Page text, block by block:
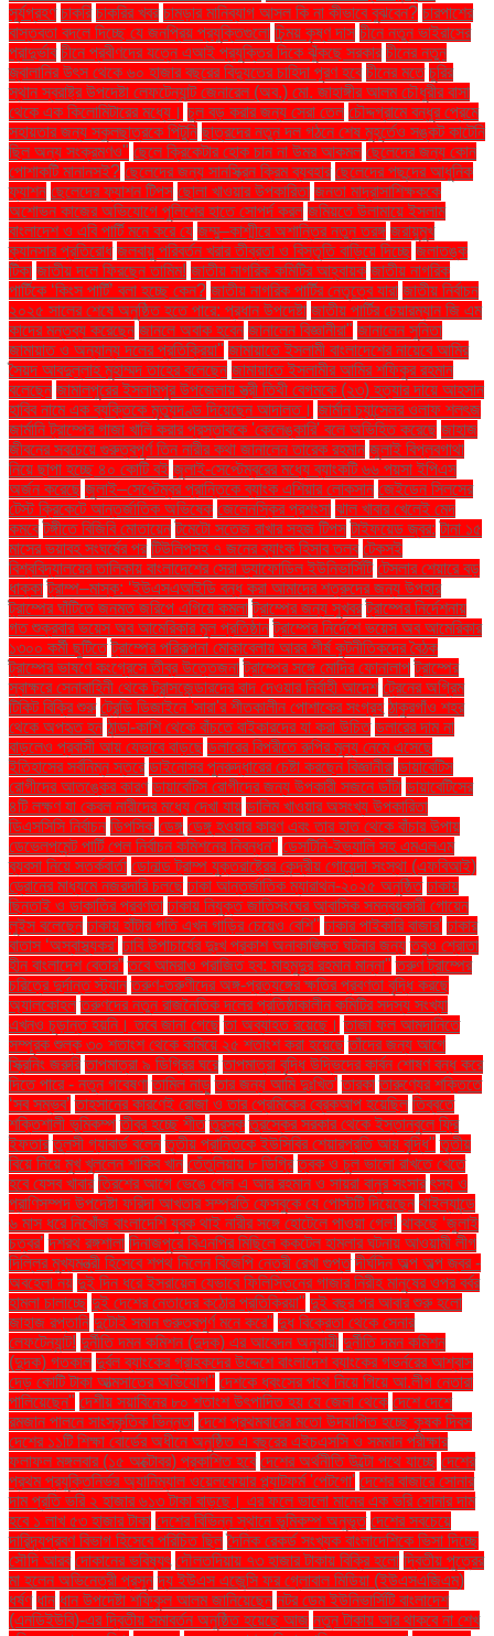
সূর্যগ্রহণ চাকরি চাকরির খবর চামড়ার মানিব্যাগ আসল কি না কীভাবে বুঝবেন? চারপাশের
বাস্তবতা বদলে দিচ্ছে যে জনপ্রিয় প্রযুক্তিগুলো চিন্ময় কৃষ্ণ দাস চীনে নতুন ভাইরাসের
প্রাদুর্ভাব চীনে প্রবীণদের যত্নে এআই প্রযুক্তির দিকে ঝুঁকছে সরকার চীনের নতুন
জ্বালানির উৎস থেকে ৬০ হাজার বছরের বিদ্যুতের চাহিদা পূরণ হবে চীনের মতে চুরির
স্থান স্বরাষ্ট্র উপদেষ্টা লেফটেন্যান্ট জেনারেল (অব.) মো. জাহাঙ্গীর আলম চৌধুরীর বাসা
থেকে এক কিলোমিটারের মধ্যে। চুল বড় করার জন্য সেরা তেল চৌদ্দগ্রামে বন্ধুর প্রেমে
সহায়তার জন্য স্কুলছাত্রকে পিটুনি ছাত্রদের নতুন দল গঠনে শেষ মুহূর্তেও সঙ্কট কাটেনি
ছিল অন্য সংক্রমণও" ছেলে ক্রিকেটার হোক চান না উমর আকমল ছেলেদের জন্য কোন
পোশাকটি মানানসই? ছেলেদের জন্য সানস্ক্রিন ক্রিম ব্যবহার ছেলেদের পছন্দের আধুনিক
ফ্যাশন ছেলেদের ফ্যাশন টিপস ছোলা খাওয়ার উপকারিতা জনতা মাদ্রাসাশিক্ষককে
অশোভন কাজের অভিযোগে পুলিশের হাতে সোপর্দ করল জমিয়তে উলামায়ে ইসলাম
বাংলাদেশ ও এবি পার্টি মনে করে যে জম্মু–কাশ্মীরে অশান্তির নতুন তরঙ্গ জরায়ুমুখ
ক্যানসার প্রতিরোধ জলবায়ু পরিবর্তন খরার তীব্রতা ও বিস্তৃতি বাড়িয়ে দিচ্ছে জলাতঙ্ক
টিকা জাতীয় দলে ফিরছেন তামিম! জাতীয় নাগরিক কমিটির আহ্বায়ক জাতীয় নাগরিক
পার্টিকে ‘কিংস পার্টি’ বলা হচ্ছে কেন? জাতীয় নাগরিক পার্টির নেতৃত্বে যারা জাতীয় নির্বাচন
২০২৫ সালের শেষে অনুষ্ঠিত হতে পারে: প্রধান উপদেষ্টা জাতীয় পার্টির চেয়ারম্যান জি এম
কাদের মন্তব্য করেছেন জানলে অবাক হবেন জানালেন বিজ্ঞানীরা" জানালেন সুনিতা
জামায়াত ও অন্যান্য দলের প্রতিক্রিয়া'' জামায়াতে ইসলামী বাংলাদেশের নায়েবে আমির
সৈয়দ আবদুল্লাহ মুহাম্মদ তাহের বলেছেন জামায়াতে ইসলামীর আমির শফিকুর রহমান
বলেছেন জামালপুরের ইসলামপুর উপজেলায় স্ত্রী তিথী বেগমকে (২৩) হত্যার দায়ে আহসান
হাবিব নামে এক ব্যক্তিকে মৃত্যুদণ্ড দিয়েছেন আদালত। জার্মান চ্যান্সেলর ওলাফ শলৎজ
জার্মানি ট্রাম্পের গাজা খালি করার প্রস্তাবকে 'কেলেঙ্কারি' বলে অভিহিত করেছে জাহাজ
জীবনের সবচেয়ে গুরুত্বপূর্ণ তিন নারীর কথা জানালেন তারেক রহমান জুলাই বিপ্লবগাথা
নিয়ে ছাপা হচ্ছে ৪০ কোটি বই জুলাই-সেপ্টেম্বরের মধ্যে ব্যাংকটি ৬৬ পয়সা ইপিএস
অর্জন করেছে জুলাই–সেপ্টেম্বর প্রান্তিকে ব্যাংক এশিয়ার লোকসান জেইডেন সিলসের
টেস্ট ক্রিকেটে আন্তর্জাতিক অভিষেক জেলেনস্কির প্রশংসা ঝাল খাবার খেলেই মেদ
কমবে টঙ্গীতে বিজিবি মোতায়েন টমেটো সতেজ রাখার সহজ টিপস টাইফয়েড জ্বর: টানা ১৫
মাসের ভয়াবহ সংঘর্ষের পর টিউলিপসহ ৭ জনের ব্যাংক হিসাব তলব টেকসই
বিশ্ববিদ্যালয়ের তালিকায় বাংলাদেশের সেরা ড্যাফোডিল ইউনিভার্সিটি টেসলার শেয়ারে বড়
ধাক্কা ট্রাম্প–মাস্ক: ‘ইউএসএআইডি বন্ধ করা আমাদের শত্রুদের জন্য উপহার
ট্রাম্পের ঘাঁটিতে জনমত জরিপে এগিয়ে কমলা ট্রাম্পের জন্য সুখবর ট্রাম্পের নির্দেশনায়
গত শুক্রবার ভয়েস অব আমেরিকার মূল প্রতিষ্ঠান ট্রাম্পের নির্দেশে ভয়েস অব আমেরিকার
১৩০০ কর্মী ছুটিতে ট্রাম্পের পরিকল্পনা মোকাবেলায় আরব শীর্ষ কূটনীতিকদের বৈঠক
ট্রাম্পের ভাষণে কংগ্রেসে তীব্র উত্তেজনা ট্রাম্পের সঙ্গে মোদির ফোনালাপ ট্রাম্পের
স্বাক্ষরে সেনাবাহিনী থেকে ট্রান্সজেন্ডারদের বাদ দেওয়ার নির্বাহী আদেশ ট্রেনের অগ্রিম
টিকিট বিক্রি শুরু ট্রেন্ডি ডিজাইনে 'সারা'র শীতকালীন পোশাকের সংগ্রহ ঠাকুরগাঁও শহর
থেকে অপহৃত হন ঠান্ডা-কাশি থেকে বাঁচতে বাইকারদের যা করা উচিত ডলারের দাম না
বাড়লেও প্রবাসী আয় যেভাবে বাড়ছে ডলারের বিপরীতে রুপির মূল্য নেমে এসেছে
ইতিহাসের সর্বনিম্ন স্তরে ডাইনোসর পুনরুদ্ধারের চেষ্টা করছেন বিজ্ঞানীরা ডায়াবেটিস
রোগীদের আতঙ্কের কারণ ডায়াবেটিস রোগীদের জন্য উপকারী সজনে ডাঁটা ডায়াবেটিসের
৪টি লক্ষণ যা কেবল নারীদের মধ্যে দেখা যায় ডালিম খাওয়ার অসংখ্য উপকারিতা
ডিএসসিসি নির্বাচন ডিপসিক ডেঙ্গু ডেঙ্গু হওয়ার কারণ এবং তার হাত থেকে বাঁচার উপায়
ডেভেলপমেন্ট পার্টি পেল নির্বাচন কমিশনের নিবন্ধন" ডেসটিনি-ইভ্যালি সহ এমএলএম
ব্যবসা নিয়ে সতর্কবার্তা ডোনাল্ড ট্রাম্প যুক্তরাষ্ট্রের কেন্দ্রীয় গোয়েন্দা সংস্থা (এফবিআই)
ড্রোনের মাধ্যমে নজরদারি চলছে ঢাকা আন্তর্জাতিক ম্যারাথন-২০২৫ অনুষ্ঠিত ঢাকায়
ছিনতাই ও ডাকাতির প্রবণতা ঢাকায় নিযুক্ত জাতিসংঘের আবাসিক সমন্বয়কারী গোয়েন
লুইস বলেছেন ঢাকায় হাঁটার গতি এখন গাড়ির চেয়েও বেশি'' ঢাকার পাইকারি বাজার' ঢাকার
বাতাস ‘অস্বাস্থ্যকর’ ঢাবি উপাচার্যের দুঃখ প্রকাশ অনাকাঙ্ক্ষিত ঘটনার জন্য তবুও শ্রোতা
হীন বাংলাদেশ বেতার” তবে আমরাও পরাজিত হব: মাহমুদুর রহমান মান্না" তরুণ ট্রাম্পের
চরিত্রে দুর্দান্ত স্ট্যান তরুণ-তরুণীদের অঙ্গ-প্রত্যঙ্গের ক্ষতির প্রবণতা বৃদ্ধি করছে
অ্যালকোহল তরুণদের নতুন রাজনৈতিক দলের প্রতিষ্ঠাকালীন কমিটির সদস্য সংখ্যা
এখনও চূড়ান্ত হয়নি। তবে জানা গেছে তা অব্যাহত রয়েছে। তাজা ফল আমদানিতে
সম্পূরক শুল্ক ৩০ শতাংশ থেকে কমিয়ে ২৫ শতাংশ করা হয়েছে তাঁদের জন্য আগে
স্ক্রিনিং জরুরি তাপমাত্রা ৯ ডিগ্রির ঘরে তাপমাত্রা বৃদ্ধি উদ্ভিদের কার্বন শোষণ বন্ধ করে
দিতে পারে - নতুন গবেষণা তামিল নাড়ু তার জন্য আমি দুঃখিত' তারকা তারুণ্যের শক্তিতে
‘সব সম্ভব’ তাহসানের কারণেই রোজা ও তার প্রেমিকের ব্রেকআপ হয়েছিল তিব্বতে
শক্তিশালী ভূমিকম্প তীব্র হচ্ছে শীত তুরস্ক তুরস্কের সরকার থেকে ইস্তানবুলে ফ্রি
ইফতার তুলসী গ্যাবার্ড বলেন তৃতীয় প্রান্তিকে ইউসিবির শেয়ারপ্রতি আয় বৃদ্ধি" তৃতীয়
বিয়ে নিয়ে মুখ খুললেন শাকিব খান তেঁতুলিয়ায় ৮ ডিগ্রি ত্বক ও চুল ভালো রাখতে খেতে
হবে যেসব খাবার ত্রিশের আগে ভেঙে গেল এ আর রহমান ও সায়রা বানুর সংসার ৎস্য ও
প্রাণিসম্পদ উপদেষ্টা ফরিদা আখতার সম্প্রতি ফেসবুকে যে পোস্টটি দিয়েছেন থাইল্যান্ডে
৬ মাস ধরে নিখোঁজ বাংলাদেশি যুবক থাই নারীর সঙ্গে হোটেলে পাওয়া গেল! থাকছে ‘জুলাই
চত্বর’ দশরথ রঙ্গশালা দিনাজপুরে বিএনপির মিছিলে ককটেল হামলার ঘটনায় আওয়ামী লীগ
দিল্লির মুখ্যমন্ত্রী হিসেবে শপথ নিলেন বিজেপি নেত্রী রেখা গুপ্ত দীর্ঘদিন অল্প অল্প জ্বর -
অবহেলা নয় দুই দিন ধরে ইসরায়েল যেভাবে ফিলিস্তিনের গাজার নিরীহ মানুষের ওপর বর্বর
হামলা চালাচ্ছে দুই দেশের নেতাদের কঠোর প্রতিক্রিয়া" দুই বছর পর আবার শুরু হলো
জাহাজ রপ্তানি দুটোই সমান গুরুত্বপূর্ণ মনে করে" দুধ বিক্রেতা থেকে সেনার
লেফটেন্যান্ট! দুর্নীতি দমন কমিশন (দুদক) এর আবেদন অনুযায়ী দুর্নীতি দমন কমিশন
(দুদক) গতকাল দুর্বল ব্যাংকের গ্রাহকদের উদ্দেশে বাংলাদেশ ব্যাংকের গভর্নরের আশ্বাস
দেড় কোটি টাকা আত্মসাতের অভিযোগ" দেশকে ধ্বংসের পথে নিয়ে গিয়ে আ.লীগ নেতারা
পালিয়েছেন" দেশীয় সয়াবিনের ৮০ শতাংশ উৎপাদিত হয় যে জেলা থেকে দেশে দেশে
রমজান পালনে সাংস্কৃতিক ভিন্নতা দেশে প্রথমবারের মতো উদযাপিত হচ্ছে কৃষক দিবস
দেশের ১১টি শিক্ষা বোর্ডের অধীনে অনুষ্ঠিত এ বছরের এইচএসসি ও সমমান পরীক্ষার
ফলাফল মঙ্গলবার (১৫ অক্টোবর) প্রকাশিত হবে দেশের অর্থনীতি উল্টো পথে যাচ্ছে দেশের
প্রথম প্রযুক্তিনির্ভর অ্যানিম্যাল ওয়েলফেয়ার প্ল্যাটফর্ম 'পেটগো' দেশের বাজারে সোনার
দাম প্রতি ভরি ২ হাজার ৬১৩ টাকা বাড়ছে। এর ফলে ভালো মানের এক ভরি সোনার দাম
হবে ১ লাখ ৫৩ হাজার টাকা দেশের বিভিন্ন স্থানে ভূমিকম্প অনুভূত দেশের সবচেয়ে
দারিদ্র্যপ্রবণ বিভাগ হিসেবে পরিচিত ছিল দৈনিক রেকর্ড সংখ্যক বাংলাদেশিকে ভিসা দিচ্ছে
সৌদি আরব দোকানের ভবিষ্যৎ দৌলতদিয়ায় ৭৩ হাজার টাকায় বিক্রি হলো দ্বিতীয় পুত্রের
মা হলেন অভিনেত্রী প্রসূন দ্য ইউএস এজেন্সি ফর গ্লোবাল মিডিয়া (ইউএসএজিএম)
ধর্ষণ ধান ধান উপদেষ্টা শফিকুল আলম জানিয়েছেন নটর ডেম ইউনিভার্সিটি বাংলাদেশ
(এনডিইউবি)-এর দ্বিতীয় সমাবর্তন অনুষ্ঠিত হয়েছে আজ নতুন টাকায় আর থাকবে না শেখ